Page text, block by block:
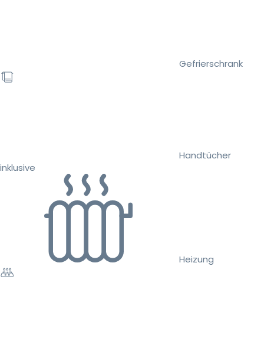
Gefrierschrank
Handtücher
inklusive
Heizung